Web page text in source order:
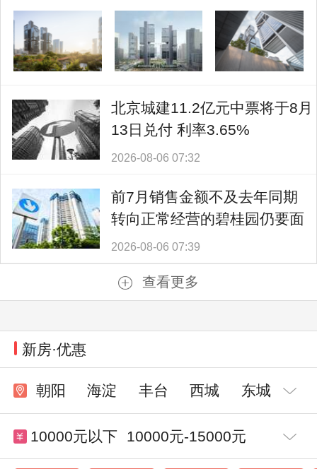
北京城建11.2亿元中票将于8月
13日兑付 利率3.65%
2026-08-06 07:32
前7月销售金额不及去年同期
转向正常经营的碧桂园仍要面
对难题
2026-08-06 07:39
查看更多
新房·优惠
朝阳 海淀 丰台 西城 东城
10000元以下 10000元-15000元